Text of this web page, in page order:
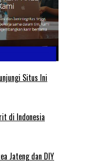
Situs Ini
di Indonesia
Jateng dan DIY